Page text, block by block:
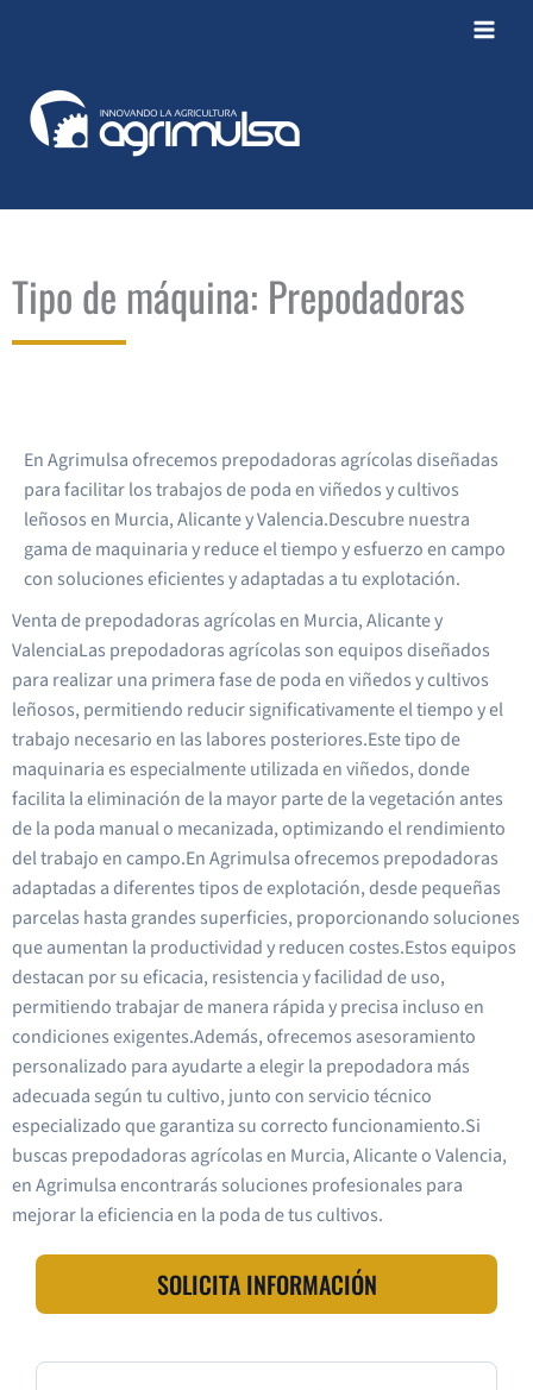
Tipo de máquina: Prepodadoras
En Agrimulsa ofrecemos prepodadoras agrícolas diseñadas
para facilitar los trabajos de poda en viñedos y cultivos
leñosos en Murcia, Alicante y Valencia.Descubre nuestra
gama de maquinaria y reduce el tiempo y esfuerzo en campo
con soluciones eficientes y adaptadas a tu explotación.
Venta de prepodadoras agrícolas en Murcia, Alicante y
ValenciaLas prepodadoras agrícolas son equipos diseñados
para realizar una primera fase de poda en viñedos y cultivos
leñosos, permitiendo reducir significativamente el tiempo y el
trabajo necesario en las labores posteriores.Este tipo de
maquinaria es especialmente utilizada en viñedos, donde
facilita la eliminación de la mayor parte de la vegetación antes
de la poda manual o mecanizada, optimizando el rendimiento
del trabajo en campo.En Agrimulsa ofrecemos prepodadoras
adaptadas a diferentes tipos de explotación, desde pequeñas
parcelas hasta grandes superficies, proporcionando soluciones
que aumentan la productividad y reducen costes.Estos equipos
destacan por su eficacia, resistencia y facilidad de uso,
permitiendo trabajar de manera rápida y precisa incluso en
condiciones exigentes.Además, ofrecemos asesoramiento
personalizado para ayudarte a elegir la prepodadora más
adecuada según tu cultivo, junto con servicio técnico
especializado que garantiza su correcto funcionamiento.Si
buscas prepodadoras agrícolas en Murcia, Alicante o Valencia,
en Agrimulsa encontrarás soluciones profesionales para
mejorar la eficiencia en la poda de tus cultivos.
SOLICITA INFORMACIÓN